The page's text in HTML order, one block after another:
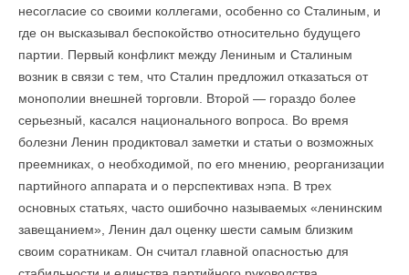
несогласие со своими коллегами, особенно со Сталиным, и
где он высказывал беспокойство относительно будущего
партии. Первый конфликт между Лениным и Сталиным
возник в связи с тем, что Сталин предложил отказаться от
монополии внешней торговли. Второй — гораздо более
серьезный, касался национального вопроса. Во время
болезни Ленин продиктовал заметки и статьи о возможных
преемниках, о необходимой, по его мнению, реорганизации
партийного аппарата и о перспективах нэпа. В трех
основных статьях, часто ошибочно называемых «ленинским
завещанием», Ленин дал оценку шести самым близким
своим соратникам. Он считал главной опасностью для